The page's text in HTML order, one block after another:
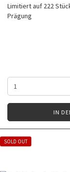
Limitiert auf 222
Prägung
IN
SOLD OUT